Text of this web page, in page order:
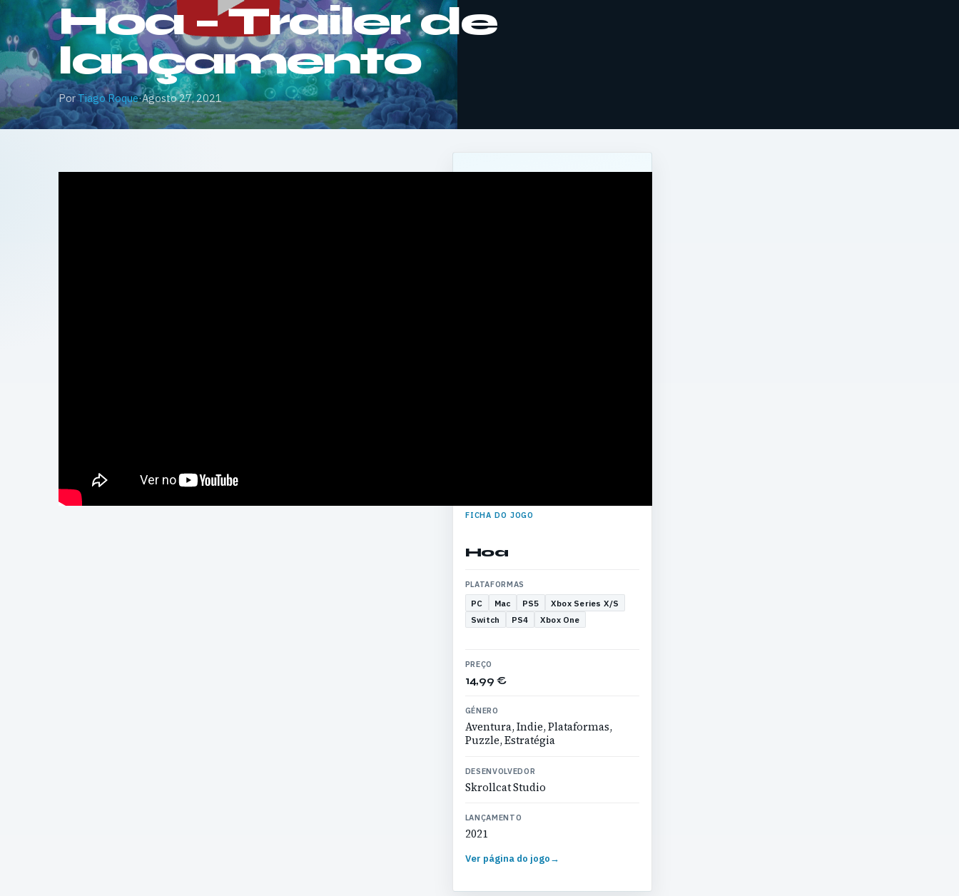
Hoa – Trailer de
lançamento
PorTiago Roque·Agosto 27, 2021
FICHA DO JOGO
Hoa
PLATAFORMAS
PC Mac PS5
Xbox Series X/S
Switch
PS4 Xbox One
PREÇO
14,99 €
GÉNERO
Aventura, Indie, Plataformas,
Puzzle, Estratégia
DESENVOLVEDOR
Skrollcat Studio
LANÇAMENTO
2021
Ver página do jogo→